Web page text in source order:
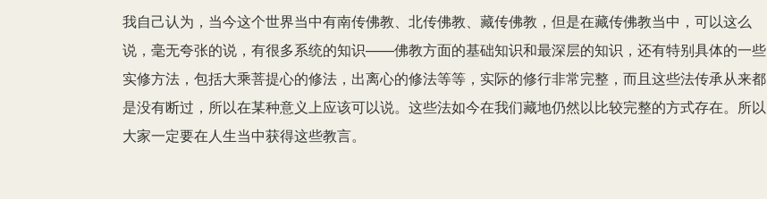
我自己认为，当今这个世界当中有南传佛教、北传佛教、藏传佛教，但是在藏传佛教当中，可以这么
说，毫无夸张的说，有很多系统的知识——佛教方面的基础知识和最深层的知识，还有特别具体的一些
实修方法，包括大乘菩提心的修法，出离心的修法等等，实际的修行非常完整，而且这些法传承从来都
是没有断过，所以在某种意义上应该可以说。这些法如今在我们藏地仍然以比较完整的方式存在。所以
大家一定要在人生当中获得这些教言。